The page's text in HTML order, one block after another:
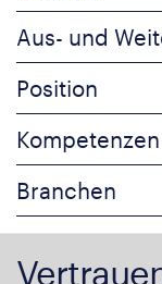
Aus- und
Position
Kompetenzen
Branchen